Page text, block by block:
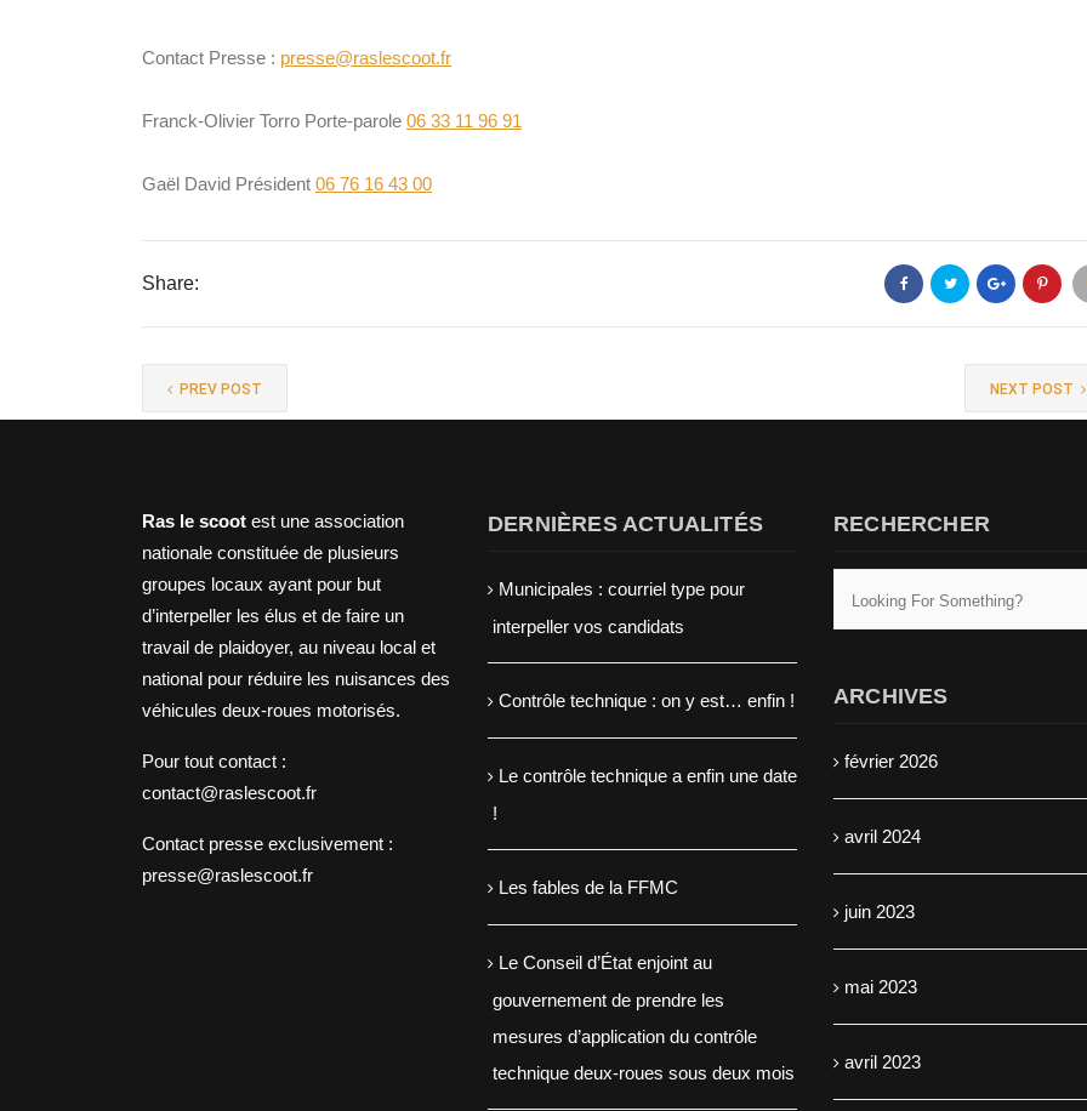
Contact Presse : presse@raslescoot.fr
Franck-Olivier Torro Porte-parole 06 33 11 96 91
Gaël David Président 06 76 16 43 00
Share:
PREV POST NEXT POST
Ras le scoot est une association
nationale constituée de plusieurs
groupes locaux ayant pour but
d’interpeller les élus et de faire un
travail de plaidoyer, au niveau local et
national pour réduire les nuisances des
véhicules deux-roues motorisés.
Pour tout contact :
contact@raslescoot.fr
Contact presse exclusivement :
presse@raslescoot.fr
DERNIÈRES ACTUALITÉS
Municipales : courriel type pour
interpeller vos candidats
Contrôle technique : on y est… enfin !
Le contrôle technique a enfin une date
!
Les fables de la FFMC
Le Conseil d’État enjoint au
gouvernement de prendre les
mesures d’application du contrôle
technique deux-roues sous deux mois
RECHERCHER
ARCHIVES
février 2026
avril 2024
juin 2023
mai 2023
avril 2023